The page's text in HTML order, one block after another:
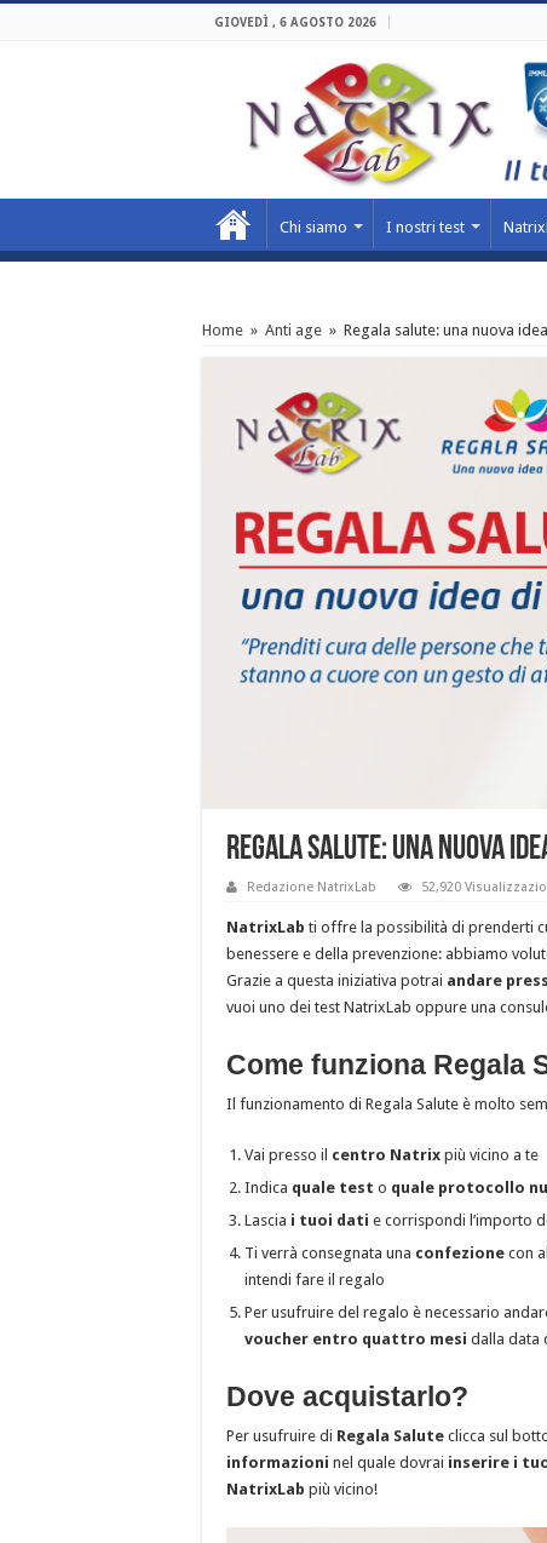
GIOVEDÌ , 6 AGOSTO 2026
Chi siamo I nostri test
Home » Anti age » Regala salute: una nuova
Regala salute: una nuova
Redazione NatrixLab 52,920
NatrixLab ti offre la possibilità di prenderti
benessere e della prevenzione: abbiamo
Grazie a questa iniziativa potrai andare
vuoi uno dei test NatrixLab oppure una
Come funziona Regala
Il funzionamento di Regala Salute è molto
Vai presso il centro Natrix più vicino a te
Indica quale test o quale protocollo
Lascia i tuoi dati e corrispondi l’importo
Ti verrà consegnata una confezione con
intendi fare il regalo
Per usufruire del regalo è necessario
voucher entro quattro mesi dalla data
Dove acquistarlo?
Per usufruire di Regala Salute clicca sul
informazioni nel quale dovrai inserire i
NatrixLab più vicino!